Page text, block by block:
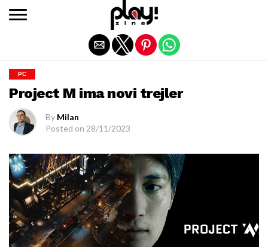
PC
Project M ima novi trejler
By Milan
Posted on 28/11/2023
Exit mobile version